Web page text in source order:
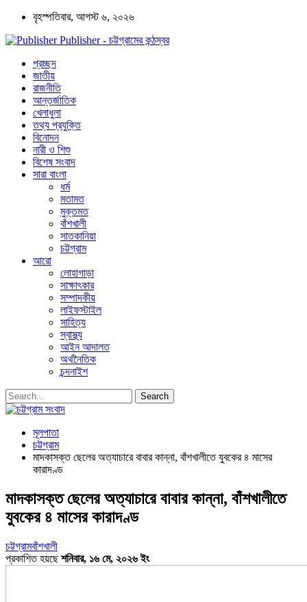
বৃহস্পতিবার, আগস্ট ৬, ২০২৬
Publisher - চট্টগ্রামের কন্ঠস্বর
প্রচ্ছদ
জাতীয়
রাজনীতি
আন্তর্জাতিক
খেলাধুলা
তথ্য প্রযুক্তি
বিনোদন
নারী ও শিশু
বিশেষ সংবাদ
সারা বাংলা
ধর্ম
মতামত
মুক্তমত
বাঁশখালী
সাতকানিয়া
চট্টগ্রাম
আরো
লোহাগাড়া
সাক্ষাৎকার
সম্পাদকীয়
লাইফস্টাইল
সাহিত্য
স্বাস্থ্য
আইন আদালত
অর্থনৈতিক
চন্দনাইশ
মূলপাতা
চট্টগ্রাম
মাদকাসক্ত ছেলের অত্যাচারে বাবার কান্না, বাঁশখালীতে যুবকের ৪ মাসের
কারাদণ্ড
মাদকাসক্ত ছেলের অত্যাচারে বাবার কান্না, বাঁশখালীতে
যুবকের ৪ মাসের কারাদণ্ড
চট্টগ্রামবাঁশখালী
প্রকাশিত হয়ছেশনিবার, ১৬ মে, ২০২৬ ইং